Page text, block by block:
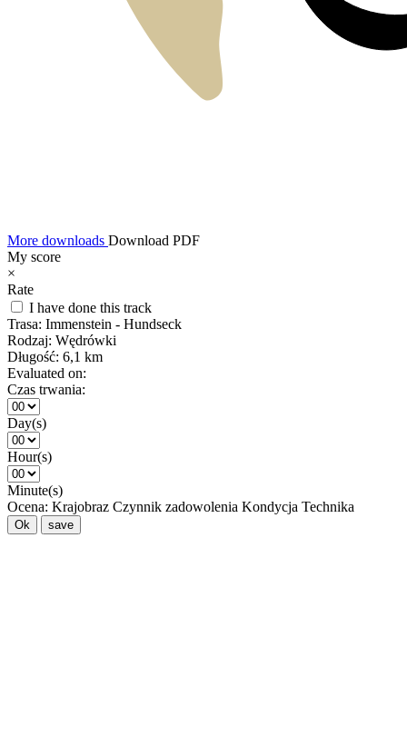
More downloads Download PDF
My score
×
Rate
I have done this track
Trasa: Immenstein - Hundseck
Rodzaj: Wędrówki
Długość: 6,1 km
Evaluated on:
Czas trwania:
Day(s)
Hour(s)
Minute(s)
Ocena: Krajobraz Czynnik zadowolenia Kondycja Technika
Ok save